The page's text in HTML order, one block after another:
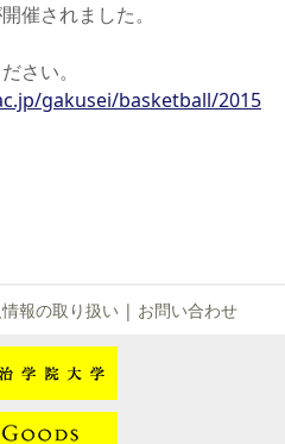
催されました。
さい。
gakusei/basketball/2015
報の取り扱い | お問い合わせ